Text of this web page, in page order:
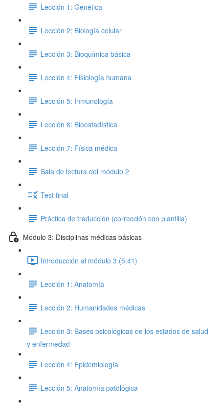
Lección 1: Genética
Lección 2: Biología celular
Lección 3: Bioquímica básica
Lección 4: Fisiología humana
Lección 5: Inmunología
Lección 6: Bioestadística
Lección 7: Física médica
Sala de lectura del módulo 2
Test final
Práctica de traducción (corrección con plantilla)
Módulo 3: Disciplinas médicas básicas
Introducción al módulo 3 (5:41)
Lección 1: Anatomía
Lección 2: Humanidades médicas
Lección 3: Bases psicológicas de los estados de salud
y enfermedad
Lección 4: Epidemiología
Lección 5: Anatomía patológica